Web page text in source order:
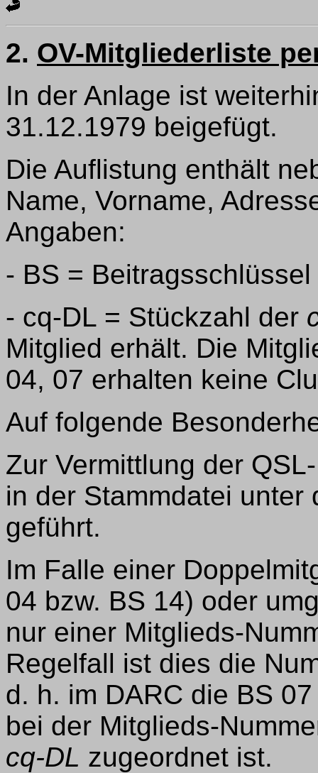
2. OV-Mitgliederliste
In der Anlage ist
31.12.1979 beigefügt.
Die Auflistung enthält
Name, Vorname,
Angaben:
- BS =
- cq-DL = Stückzahl der
Mitglied erhält. Die
04, 07 erhalten keine
Auf folgende
Zur Vermittlung der
in der Stammdatei unter
geführt.
Im Falle einer
04 bzw. BS 14) oder
nur einer Mitglieds-
Regelfall ist dies die
d. h. im DARC die BS
bei der Mitglieds-
cq-DL zugeordnet ist.